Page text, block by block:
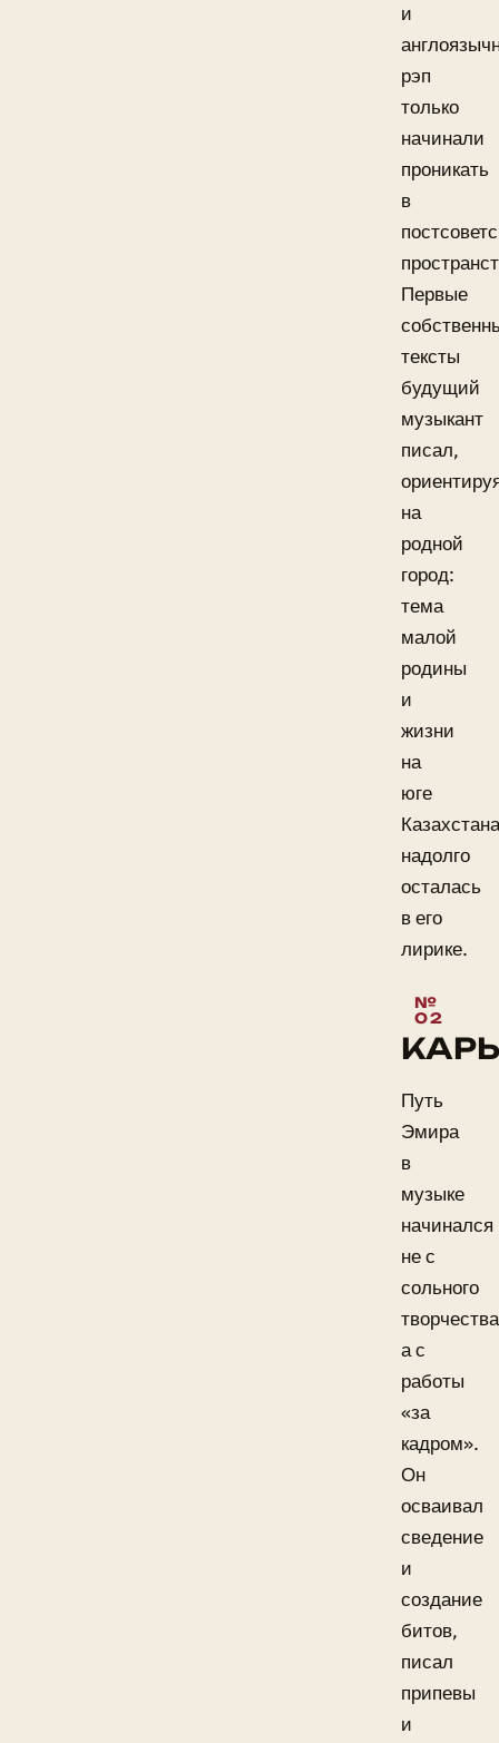
и
рэп
только
начинали
проникать
в
Первые
тексты
будущий
музыкант
писал,
на
родной
город:
тема
малой
родины
и
жизни
на
юге
Казахстана
надолго
осталась
в его
лирике.
Путь
Эмира
в
музыке
начинался
не с
сольного
а с
работы
«за
кадром».
Он
осваивал
сведение
и
создание
битов,
писал
припевы
и